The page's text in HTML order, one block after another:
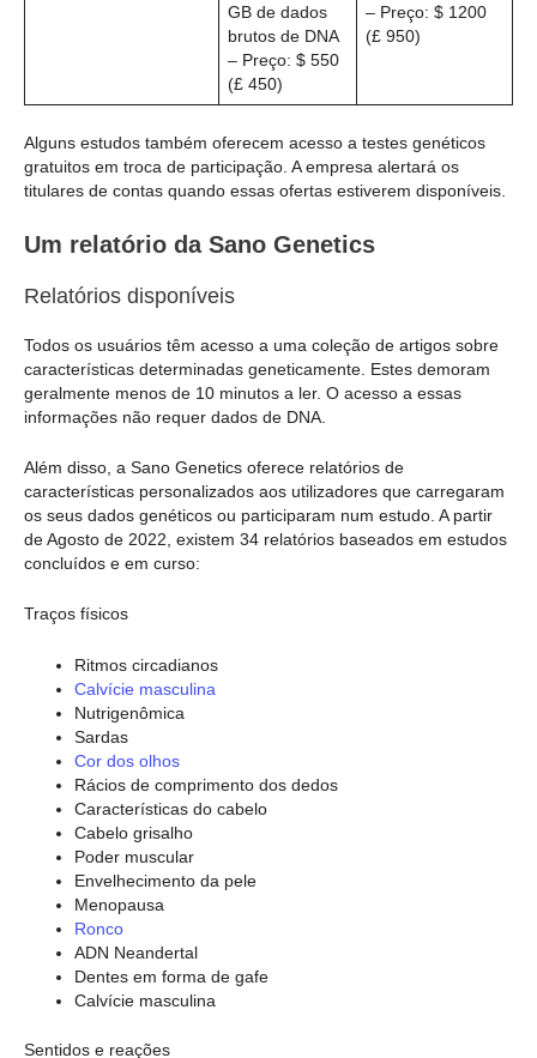
GB de dados
brutos de DNA
– Preço: $ 550
(£ 450)
– Preço: $ 1200
(£ 950)
Alguns estudos também oferecem acesso a testes genéticos
gratuitos em troca de participação. A empresa alertará os
titulares de contas quando essas ofertas estiverem disponíveis.
Um relatório da Sano Genetics
Relatórios disponíveis
Todos os usuários têm acesso a uma coleção de artigos sobre
características determinadas geneticamente. Estes demoram
geralmente menos de 10 minutos a ler. O acesso a essas
informações não requer dados de DNA.
Além disso, a Sano Genetics oferece relatórios de
características personalizados aos utilizadores que carregaram
os seus dados genéticos ou participaram num estudo. A partir
de Agosto de 2022, existem 34 relatórios baseados em estudos
concluídos e em curso:
Traços físicos
Ritmos circadianos
Calvície masculina
Nutrigenômica
Sardas
Cor dos olhos
Rácios de comprimento dos dedos
Características do cabelo
Cabelo grisalho
Poder muscular
Envelhecimento da pele
Menopausa
Ronco
ADN Neandertal
Dentes em forma de gafe
Calvície masculina
Sentidos e reações